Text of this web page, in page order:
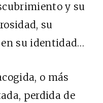
y su
su
su identidad…
o más
perdida de